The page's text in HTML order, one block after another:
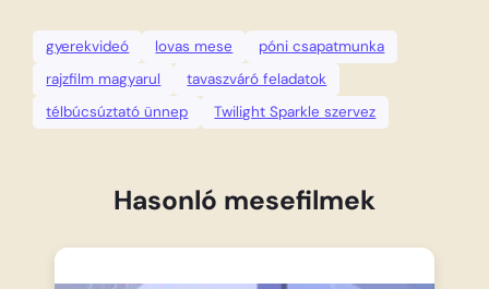
gyerekvideó lovas mese
póni csapatmunka
rajzfilm magyarul
tavaszváró feladatok
télbúcsúztató ünnep
Twilight Sparkle szervez
Hasonló mesefilmek